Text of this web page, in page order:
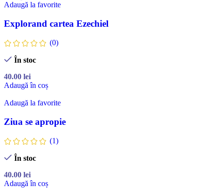
Adaugă la favorite
Explorand cartea Ezechiel
(0)
În stoc
40.00 lei
Adaugă în coș
Adaugă la favorite
Ziua se apropie
(1)
În stoc
40.00 lei
Adaugă în coș